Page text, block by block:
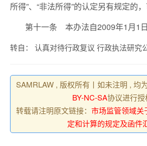
所得”、“非法所得”的认定另有规定的
第十一条 本办法自2009年1月1日
转自： 认真对待行政复议 行政执法研究
SAMRLAW , 版权所有丨如未注明 , 均
BY-NC-SA协议进行授
转载请注明原文链接： 市场监管领域关
定和计算的规定及函件